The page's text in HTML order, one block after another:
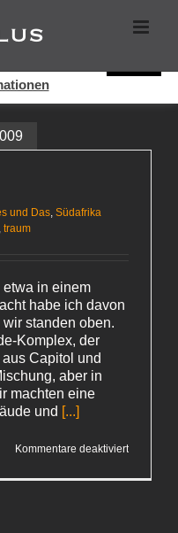
und Das, Südafrika
, traum
etwa in einem
habe ich davon
standen oben.
Komplex, der
Capitol und
aber in
machten eine
und [...]
Kommentare deaktiviertfür
bei der Bereitstellung der
erklären Sie sich